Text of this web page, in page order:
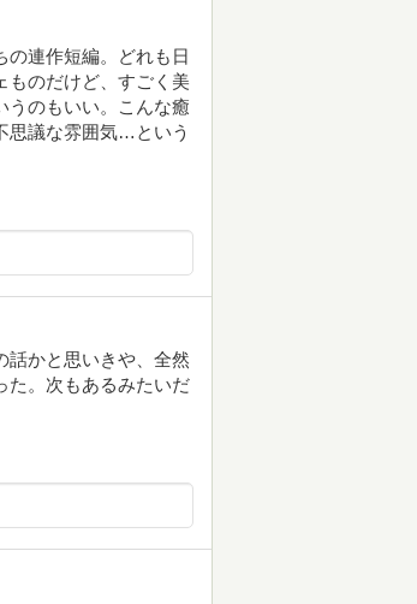
の連作短編。どれも日
ものだけど、すごく美
うのもいい。こんな癒
思議な雰囲気…という
話かと思いきや、全然
た。次もあるみたいだ